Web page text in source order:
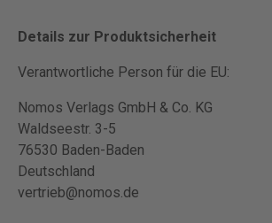
Details zur Produktsicherheit
Verantwortliche Person für die EU:
Nomos Verlags GmbH & Co. KG
Waldseestr. 3-5
76530 Baden-Baden
Deutschland
vertrieb@nomos.de